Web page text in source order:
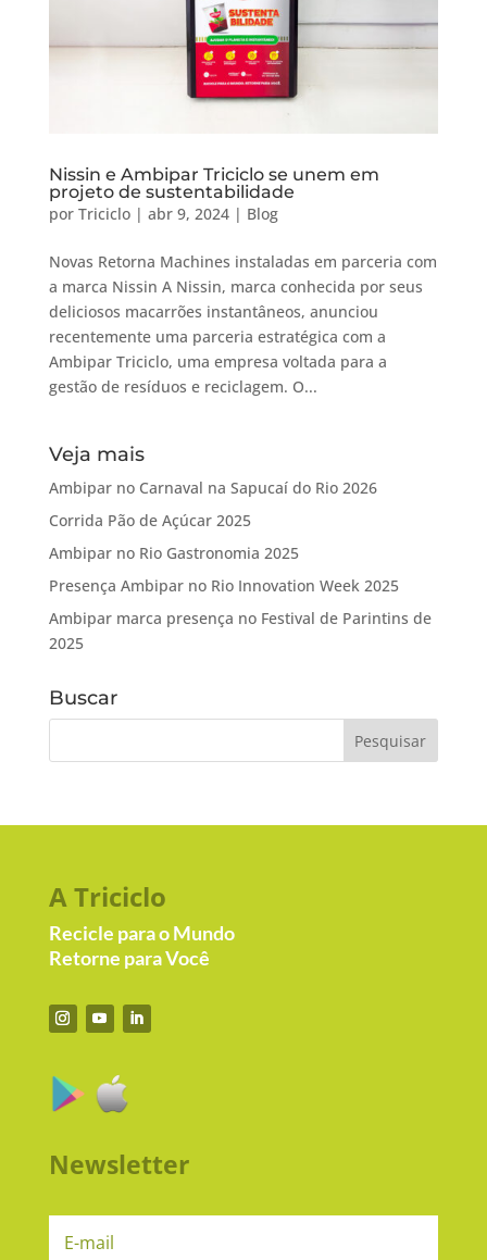
Nissin e Ambipar Triciclo se unem em
projeto de sustentabilidade
por Triciclo| abr 9, 2024| Blog
Novas Retorna Machines instaladas em parceria com
a marca Nissin A Nissin, marca conhecida por seus
deliciosos macarrões instantâneos, anunciou
recentemente uma parceria estratégica com a
Ambipar Triciclo, uma empresa voltada para a
gestão de resíduos e reciclagem. O...
Veja mais
Ambipar no Carnaval na Sapucaí do Rio 2026
Corrida Pão de Açúcar 2025
Ambipar no Rio Gastronomia 2025
Presença Ambipar no Rio Innovation Week 2025
Ambipar marca presença no Festival de Parintins de
2025
Buscar
A Triciclo
Recicle para o Mundo
Retorne para Você
Newsletter